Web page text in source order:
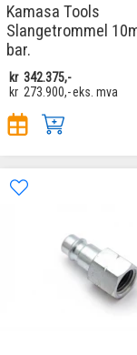
Kamasa Tools
Slangetrommel
bar.
kr 342.375,-
kr 273.900,-eks. mva